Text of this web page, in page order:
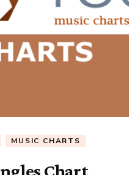
MUSIC CHARTS
Chart